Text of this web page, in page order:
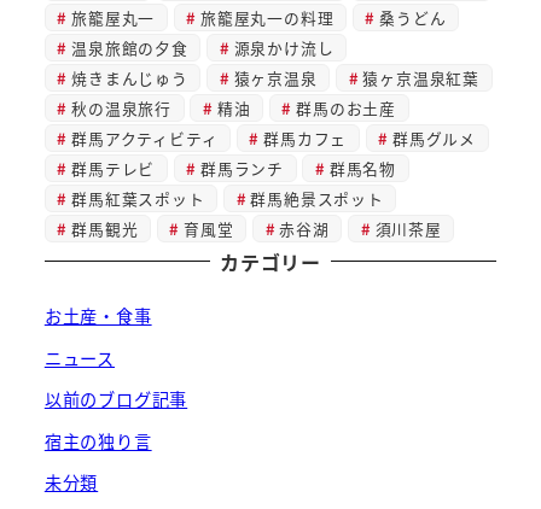
旅籠屋丸一
旅籠屋丸一の料理
桑うどん
温泉旅館の夕食
源泉かけ流し
焼きまんじゅう
猿ヶ京温泉
猿ヶ京温泉紅葉
秋の温泉旅行
精油
群馬のお土産
群馬アクティビティ
群馬カフェ
群馬グルメ
群馬テレビ
群馬ランチ
群馬名物
群馬紅葉スポット
群馬絶景スポット
群馬観光
育風堂 赤谷湖 須川茶屋
カテゴリー
お土産・食事
ニュース
以前のブログ記事
宿主の独り言
未分類